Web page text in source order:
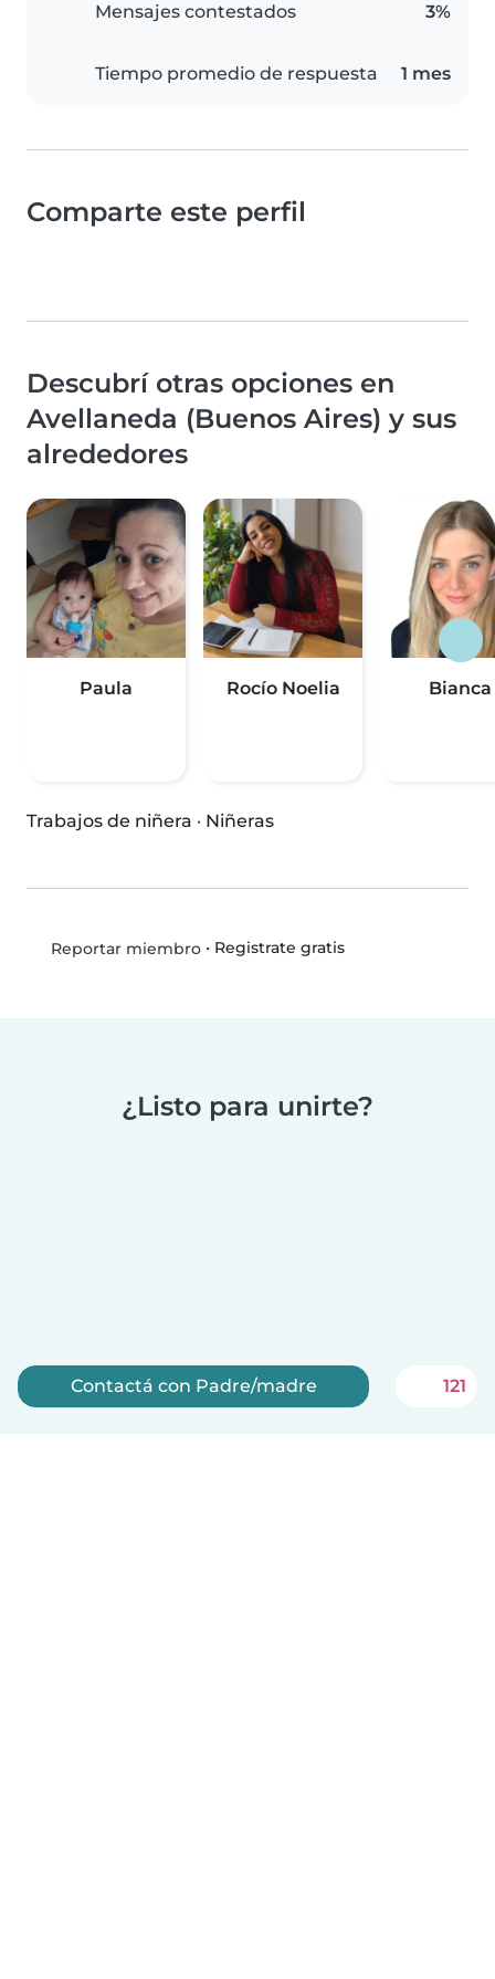
Mensajes contestados 3%
Tiempo promedio de respuesta 1 mes
Comparte este perfil
Descubrí otras opciones en
Avellaneda (Buenos Aires) y sus
alrededores
Paula Rocío Noelia Bianca
Trabajos de niñera · Niñeras
Reportar miembro• Registrate gratis
¿Listo para unirte?
Contactá con Padre/madre 121